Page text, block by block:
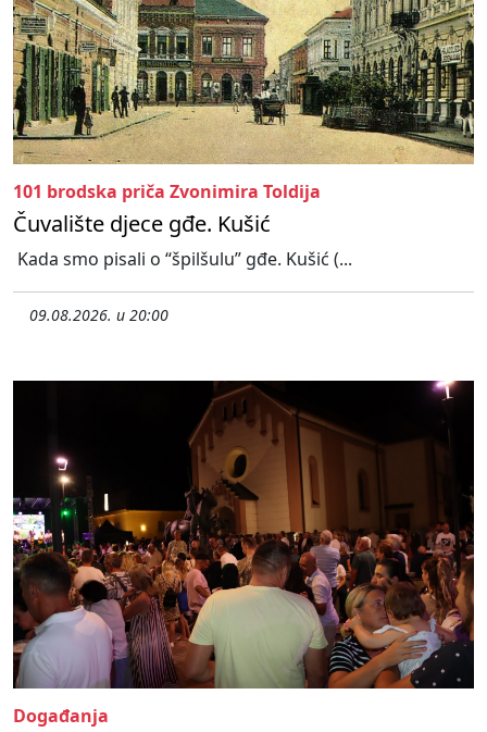
101 brodska priča Zvonimira Toldija
Čuvalište djece gđe. Kušić
Kada smo pisali o “špilšulu” gđe. Kušić (...
09.08.2026. u 20:00
Događanja